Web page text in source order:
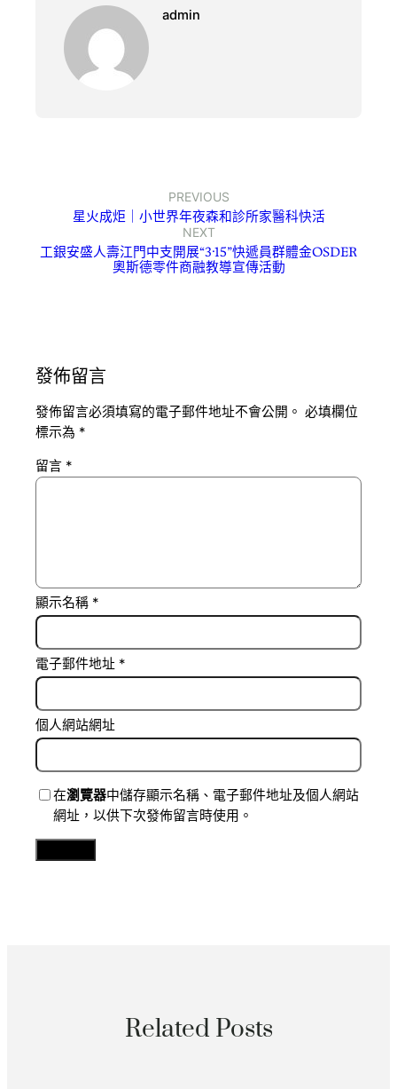
admin
PREVIOUS
星火成炬｜小世界年夜森和診所家醫科快活
NEXT
工銀安盛人壽江門中支開展“3·15”快遞員群體金OSDER
奧斯德零件商融教導宣傳活動
發佈留言
發佈留言必須填寫的電子郵件地址不會公開。 必填欄位
標示為 *
留言 *
顯示名稱 *
電子郵件地址 *
個人網站網址
在瀏覽器中儲存顯示名稱、電子郵件地址及個人網站
網址，以供下次發佈留言時使用。
Related Posts